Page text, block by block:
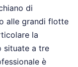
di
alle grandi flotte
la
situate a tre
è